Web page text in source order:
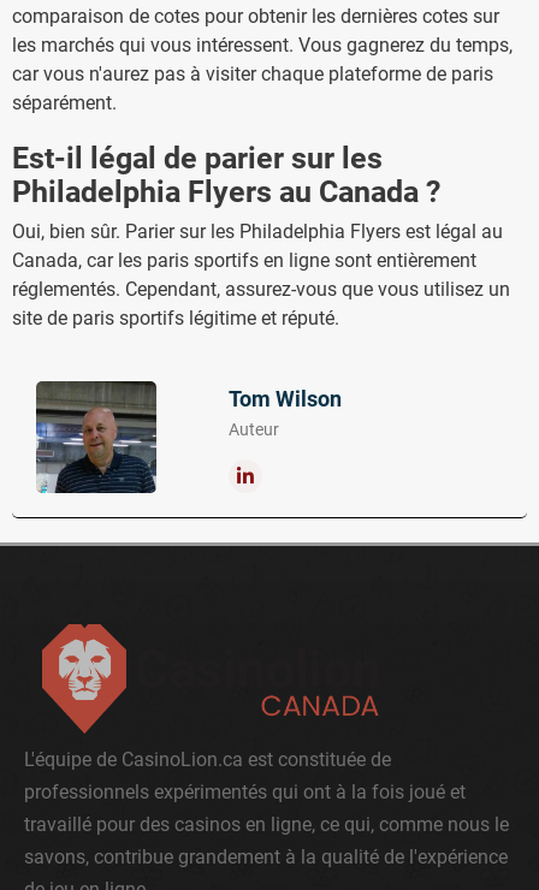
comparaison de cotes pour obtenir les dernières cotes sur
les marchés qui vous intéressent. Vous gagnerez du temps,
car vous n'aurez pas à visiter chaque plateforme de paris
séparément.
Est-il légal de parier sur les
Philadelphia Flyers au Canada ?
Oui, bien sûr. Parier sur les Philadelphia Flyers est légal au
Canada, car les paris sportifs en ligne sont entièrement
réglementés. Cependant, assurez-vous que vous utilisez un
site de paris sportifs légitime et réputé.
Tom Wilson
Auteur
L'équipe de CasinoLion.ca est constituée de
professionnels expérimentés qui ont à la fois joué et
travaillé pour des casinos en ligne, ce qui, comme nous le
savons, contribue grandement à la qualité de l'expérience